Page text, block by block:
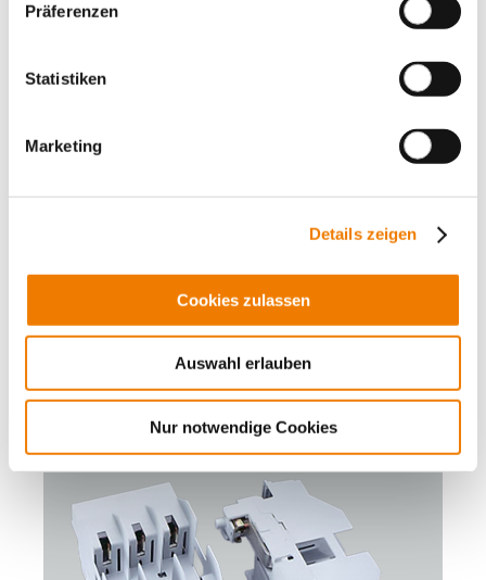
Präferenzen
Statistiken
Marketing
Details zeigen
Cookies zulassen
Auswahl erlauben
Nur notwendige Cookies
screw M8
connection top or bottom